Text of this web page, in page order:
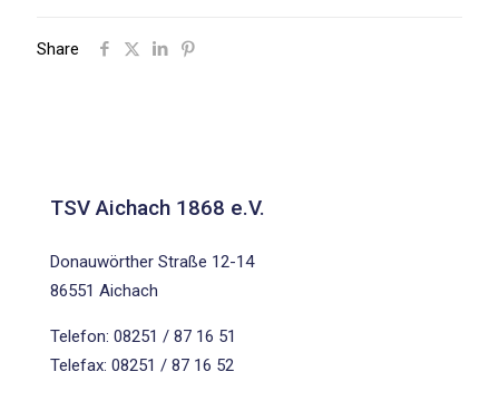
Share
TSV Aichach 1868 e.V.
Donauwörther Straße 12-14
86551 Aichach
Telefon: 08251 / 87 16 51
Telefax: 08251 / 87 16 52